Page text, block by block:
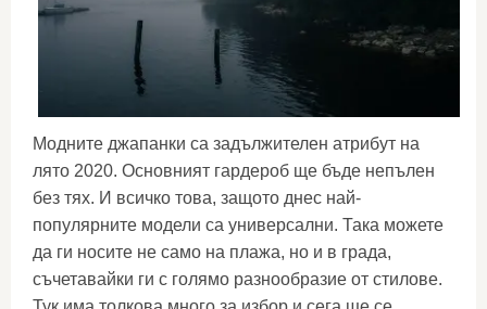
Модните джапанки са задължителен атрибут на
лято 2020. Основният гардероб ще бъде непълен
без тях. И всичко това, защото днес най-
популярните модели са универсални. Така можете
да ги носите не само на плажа, но и в града,
съчетавайки ги с голямо разнообразие от стилове.